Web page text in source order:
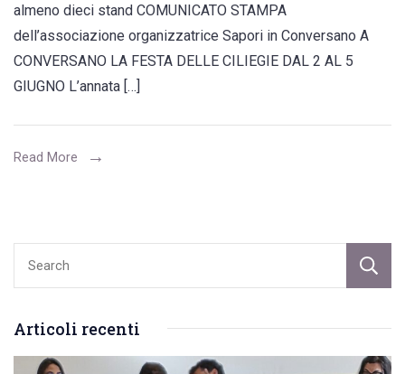
ciliegie:
quattro
almeno dieci stand COMUNICATO STAMPA
dell’associazione organizzatrice Sapori in Conversano A
CONVERSANO LA FESTA DELLE CILIEGIE DAL 2 AL 5
GIUGNO L’annata […]
Read More
Articoli recenti